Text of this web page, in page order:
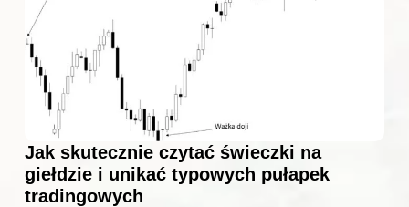
Jak skutecznie czytać świeczki na
giełdzie i unikać typowych pułapek
tradingowych